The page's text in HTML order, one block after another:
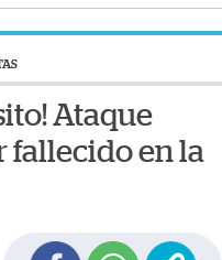
Ataque
fallecido en la